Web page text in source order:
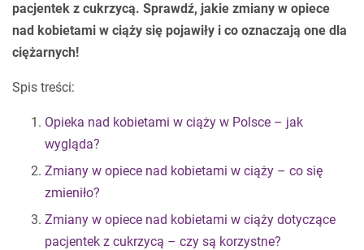
pacjentek z cukrzycą. Sprawdź, jakie zmiany w opiece
nad kobietami w ciąży się pojawiły i co oznaczają one dla
ciężarnych!
Spis treści:
Opieka nad kobietami w ciąży w Polsce – jak
wygląda?
Zmiany w opiece nad kobietami w ciąży – co się
zmieniło?
Zmiany w opiece nad kobietami w ciąży dotyczące
pacjentek z cukrzycą – czy są korzystne?